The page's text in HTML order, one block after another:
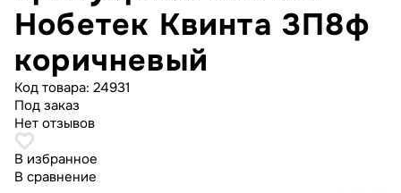
Нобетек Квинта 3П8ф
коричневый
Код товара: 24931
Под заказ
Нет отзывов
В избранное
В сравнение